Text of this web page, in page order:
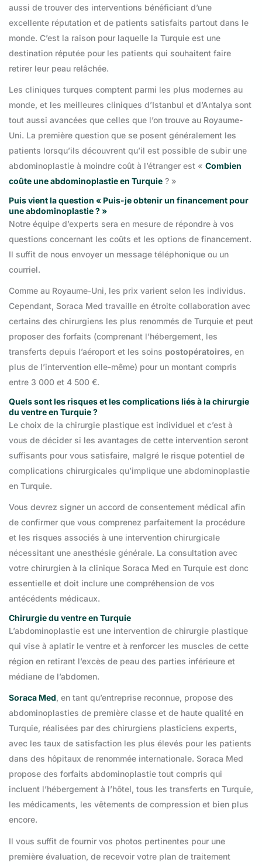
aussi de trouver des interventions bénéficiant d’une
excellente réputation et de patients satisfaits partout dans le
monde. C’est la raison pour laquelle la Turquie est une
destination réputée pour les patients qui souhaitent faire
retirer leur peau relâchée.
Les cliniques turques comptent parmi les plus modernes au
monde, et les meilleures cliniques d’Istanbul et d’Antalya sont
tout aussi avancées que celles que l’on trouve au Royaume-
Uni. La première question que se posent généralement les
patients lorsqu’ils découvrent qu’il est possible de subir une
abdominoplastie à moindre coût à l’étranger est « Combien
coûte une abdominoplastie en Turquie ? »
Puis vient la question « Puis-je obtenir un financement pour
une abdominoplastie ? »
Notre équipe d’experts sera en mesure de répondre à vos
questions concernant les coûts et les options de financement.
Il suffit de nous envoyer un message téléphonique ou un
courriel.
Comme au Royaume-Uni, les prix varient selon les individus.
Cependant, Soraca Med travaille en étroite collaboration avec
certains des chirurgiens les plus renommés de Turquie et peut
proposer des forfaits (comprenant l’hébergement, les
transferts depuis l’aéroport et les soins postopératoires, en
plus de l’intervention elle-même) pour un montant compris
entre 3 000 et 4 500 €.
Quels sont les risques et les complications liés à la chirurgie
du ventre en Turquie ?
Le choix de la chirurgie plastique est individuel et c’est à
vous de décider si les avantages de cette intervention seront
suffisants pour vous satisfaire, malgré le risque potentiel de
complications chirurgicales qu’implique une abdominoplastie
en Turquie.
Vous devrez signer un accord de consentement médical afin
de confirmer que vous comprenez parfaitement la procédure
et les risques associés à une intervention chirurgicale
nécessitant une anesthésie générale. La consultation avec
votre chirurgien à la clinique Soraca Med en Turquie est donc
essentielle et doit inclure une compréhension de vos
antécédents médicaux.
Chirurgie du ventre en Turquie
L’abdominoplastie est une intervention de chirurgie plastique
qui vise à aplatir le ventre et à renforcer les muscles de cette
région en retirant l’excès de peau des parties inférieure et
médiane de l’abdomen.
Soraca Med, en tant qu’entreprise reconnue, propose des
abdominoplasties de première classe et de haute qualité en
Turquie, réalisées par des chirurgiens plasticiens experts,
avec les taux de satisfaction les plus élevés pour les patients
dans des hôpitaux de renommée internationale. Soraca Med
propose des forfaits abdominoplastie tout compris qui
incluent l’hébergement à l’hôtel, tous les transferts en Turquie,
les médicaments, les vêtements de compression et bien plus
encore.
Il vous suffit de fournir vos photos pertinentes pour une
première évaluation, de recevoir votre plan de traitement